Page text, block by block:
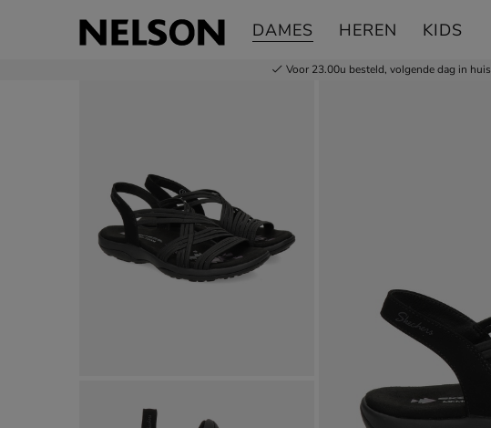
DAMES HEREN KIDS
Voor 23.00u besteld, volgende dag in huis
Skechers Reggae Slim
Sandalen